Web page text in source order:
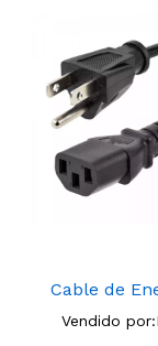
Cable de
Vendido por: